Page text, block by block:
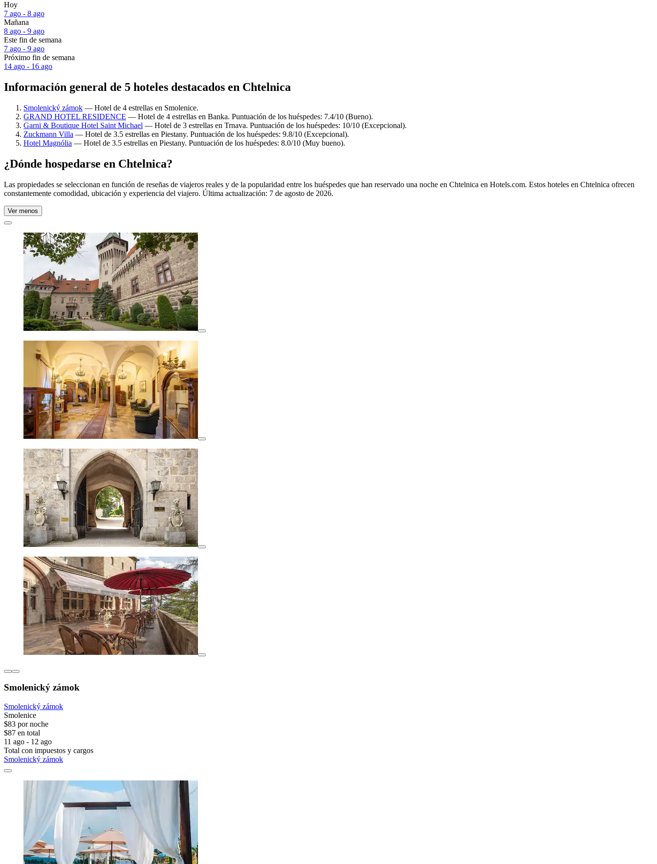
Hoy
7 ago - 8 ago
Mañana
8 ago - 9 ago
Este fin de semana
7 ago - 9 ago
Próximo fin de semana
14 ago - 16 ago
Información general de 5 hoteles destacados en Chtelnica
Smolenický zámok — Hotel de 4 estrellas en Smolenice.
GRAND HOTEL RESIDENCE — Hotel de 4 estrellas en Banka. Puntuación de los huéspedes: 7.4/10 (Bueno).
Garni & Boutique Hotel Saint Michael — Hotel de 3 estrellas en Trnava. Puntuación de los huéspedes: 10/10 (Excepcional).
Zuckmann Villa — Hotel de 3.5 estrellas en Piestany. Puntuación de los huéspedes: 9.8/10 (Excepcional).
Hotel Magnólia — Hotel de 3.5 estrellas en Piestany. Puntuación de los huéspedes: 8.0/10 (Muy bueno).
¿Dónde hospedarse en Chtelnica?
Las propiedades se seleccionan en función de reseñas de viajeros reales y de la popularidad entre los huéspedes que han reservado una noche en Chtelnica en Hotels.com. Estos hoteles en Chtelnica ofrecen
constantemente comodidad, ubicación y experiencia del viajero. Última actualización: 7 de agosto de 2026.
Ver menos
Smolenický zámok
Smolenický zámok
Smolenice
$83 por noche
$87 en total
11 ago - 12 ago
Total con impuestos y cargos
Smolenický zámok